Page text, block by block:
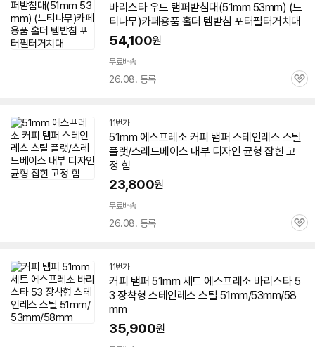
바리스타 우드 탬퍼받침대(51mm 53mm) (느
티나무)카페용품 홀더 템받침 포터필터거치대
54,100원
무료배송
26.08. 등록
관
11번가
51mm 에스프레소 커피 탬퍼 스테인레스 스틸
플랫/스레드베이스 내부 디자인 균형 잡힌 고
정 힘
23,800원
무료배송
26.08. 등록
관
11번가
커피 탬퍼 51mm 세트 에스프레소 바리스타 5
3 장착형 스테인레스 스틸 51mm/53mm/58
mm
35,900원